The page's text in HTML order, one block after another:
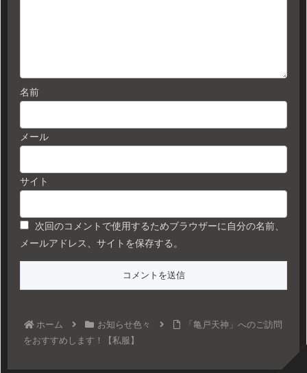
名前
メール
サイト
次回のコメントで使用するためブラウザーに自分の名前、
メールアドレス、サイトを保存する。
ホーム お知らせ色々
「亀戸天神」へのご訪問
をおすすめします！【私服】